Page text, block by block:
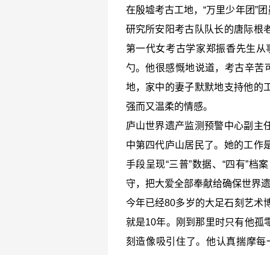
在殷墟考古工地，“万里少年团”
研究所安阳考古队队长的唐际根
第一代女考古学家郑振香先生
勺。他很感慨地说道，考古辛苦
地，家中的妻子默默地支持他的
强而又温柔的情感。
庐山世界遗产监测预警中心副主
中第四代庐山居民了。她的工作
手段呈现“三普”数据、“四有”档
守，把大爱全部奉献给确保世界
今年已经80多岁的大足石刻艺术
就是10年。刚到那里时只有他孤
刻造像吸引住了。他认真揣摩